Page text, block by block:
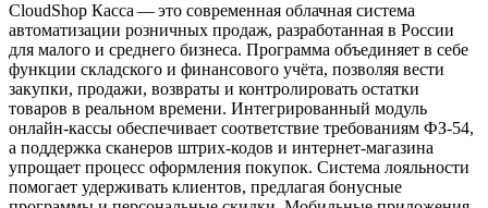
CloudShop Касса — это современная облачная система
автоматизации розничных продаж, разработанная в России
для малого и среднего бизнеса. Программа объединяет в себе
функции складского и финансового учёта, позволяя вести
закупки, продажи, возвраты и контролировать остатки
товаров в реальном времени. Интегрированный модуль
онлайн‑кассы обеспечивает соответствие требованиям ФЗ‑54,
а поддержка сканеров штрих‑кодов и интернет‑магазина
упрощает процесс оформления покупок. Система лояльности
помогает удерживать клиентов, предлагая бонусные